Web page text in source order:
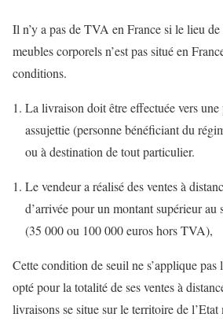
Il n’y a pas de TVA en France si le lieu
meubles corporels n’est pas situé en
conditions.
La livraison doit être effectuée vers une
assujettie (personne bénéficiant du
ou à destination de tout particulier.
Le vendeur a réalisé des ventes à
d’arrivée pour un montant supérieur
(35 000 ou 100 000 euros hors TVA),
Cette condition de seuil ne s’applique pas
opté pour la totalité de ses ventes à
livraisons se situe sur le territoire de